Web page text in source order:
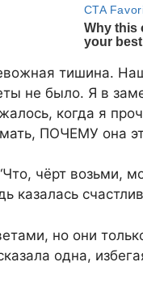
тишина.
не было. Я в
когда я
ПОЧЕМУ она
чёрт возьми,
казалась
но они
одна,